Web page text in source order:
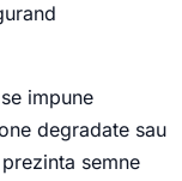
impune
degradate sau
semne